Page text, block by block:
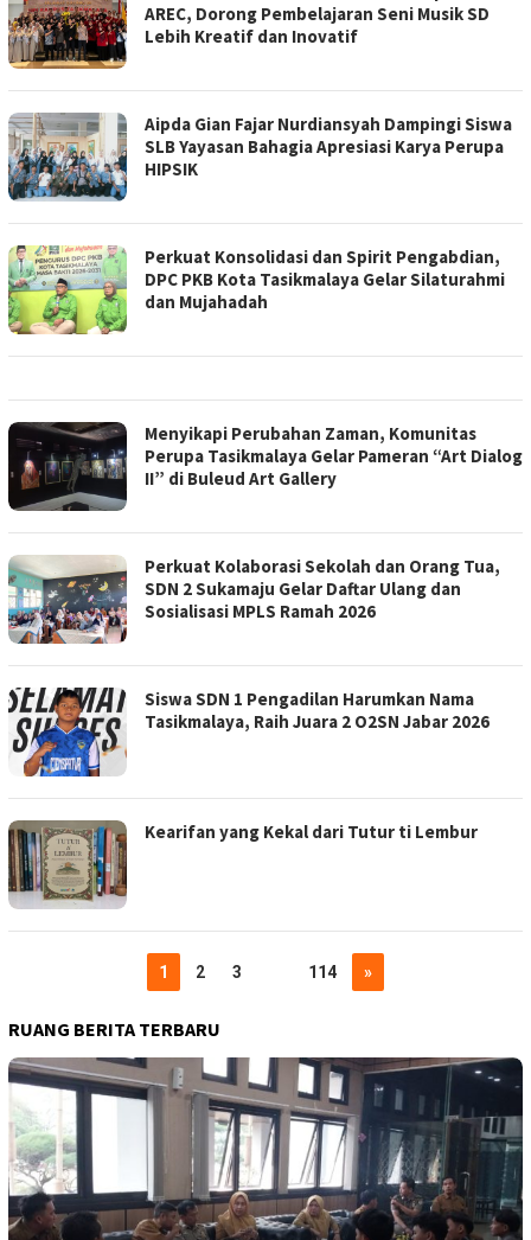
AREC, Dorong Pembelajaran Seni Musik SD
Lebih Kreatif dan Inovatif
Aipda Gian Fajar Nurdiansyah Dampingi Siswa
SLB Yayasan Bahagia Apresiasi Karya Perupa
HIPSIK
Perkuat Konsolidasi dan Spirit Pengabdian,
DPC PKB Kota Tasikmalaya Gelar Silaturahmi
dan Mujahadah
Menyikapi Perubahan Zaman, Komunitas
Perupa Tasikmalaya Gelar Pameran “Art Dialog
II” di Buleud Art Gallery
Perkuat Kolaborasi Sekolah dan Orang Tua,
SDN 2 Sukamaju Gelar Daftar Ulang dan
Sosialisasi MPLS Ramah 2026
Siswa SDN 1 Pengadilan Harumkan Nama
Tasikmalaya, Raih Juara 2 O2SN Jabar 2026
Kearifan yang Kekal dari Tutur ti Lembur
1 2 3 114 »
RUANG BERITA TERBARU